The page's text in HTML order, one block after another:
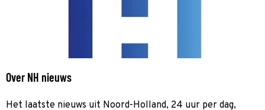
Over NH nieuws
Het laatste nieuws uit Noord-Holland, 24 uur per dag,